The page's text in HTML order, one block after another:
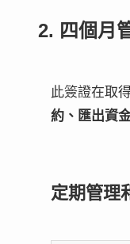
2. 四個月
此簽證在取
約、匯出資
定期管理